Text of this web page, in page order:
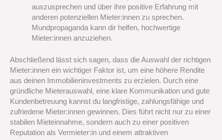
auszusprechen und über ihre positive Erfahrung mit
anderen potenziellen Mieter:innen zu sprechen.
Mundpropaganda kann dir helfen, hochwertige
Mieter:innen anzuziehen.
Abschließend lässt sich sagen, dass die Auswahl der richtigen
Mieter:innen ein wichtiger Faktor ist, um eine höhere Rendite
aus deinen Immobilieninvestments zu erzielen. Durch eine
gründliche Mieterauswahl, eine klare Kommunikation und gute
Kundenbetreuung kannst du langfristige, zahlungsfähige und
zufriedene Mieter:innen gewinnen. Dies führt nicht nur zu einer
stabilen Mieteinnahme, sondern auch zu einer positiven
Reputation als Vermieter:in und einem attraktiven